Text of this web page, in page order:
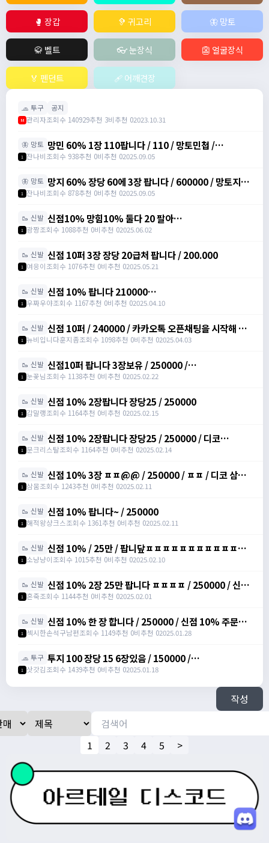
🥊 장갑 🦻 귀고리 🦋 망토
🥋 벨트 👓 눈장식 👺 얼굴장식
🏅 펜던트 🩹 어깨견장
🧢 투구 공지
M 관리자조회수 140929추천 3비추천 02023.10.31
🦋 망토 망민 60% 1장 110팝니다 / 110 / 망토민첩 /
https://open.kakao.com/o/svY6joQh
1 잔나비조회수 938추천 0비추천 02025.09.05
🦋 망토 망지 60% 장당 60에 3장 팝니다 / 600000 / 망토지력
주문서 / https://open.kakao.com/o/svY6joQh
1 잔나비조회수 878추천 0비추천 02025.09.05
🥾 신발 신점10% 망힘10% 둘다 20 팔아
요/https://open.kakao.com/o/s3bLwqtf /
1 광짱조회수 1088추천 0비추천 02025.06.02
🥾 신발 신점 10퍼 3장 장당 20급처 팝니다 / 200.000
1 여응이조회수 1076추천 0비추천 02025.05.21
🥾 신발 신점 10% 팝니다 210000
https://open.kakao.com/o/sXJxSqqh /
https://open.kakao.com/o/sXJxSqqh
1 우짜우야조회수 1167추천 0비추천 02025.04.10
🥾 신발 신점 10퍼 / 240000 / 카카오톡 오픈채팅을 시작해 보
세요. 링크를 선택하면 카카오톡이 실행됩니다. 신점10
https://open.kakao.com/o/sNNXpeph
1 뉴비입니다훈지좀조회수 1098추천 0비추천 02025.04.03
🥾 신발 신점10퍼 팝니다 3장보유 / 250000 /
https://open.kakao.com/o/sbVSLshh
1 눈꽃님조회수 1138추천 0비추천 02025.02.22
🥾 신발 신점 10% 2장팝니다 장당25 / 250000
1 감말랭조회수 1164추천 0비추천 02025.02.15
🥾 신발 신점 10% 2장팝니다 장당25 / 250000 / 디코
moonssue_14660
1 문크리스탈조회수 1164추천 0비추천 02025.02.14
🥾 신발 신점 10% 3장 ㅍㅍ@@ / 250000 / ㅍㅍ / 디코 삼뭄
#3153 추가 메세지 주세여
1 삼뭄조회수 1243추천 0비추천 02025.02.11
🥾 신발 신점 10% 팝니다~ / 250000
1 해적왕샹크스조회수 1361추천 0비추천 02025.02.11
🥾 신발 신점 10% / 25만 / 팝니닾ㅍㅍㅍㅍㅍㅍㅍㅍㅍㅍㅍㅍ
/ https://open.kakao.com/o/sbuYXofh
1 소냥냥이조회수 1015추천 0비추천 02025.02.10
🥾 신발 신점 10% 2장 25만 팝니다 ㅍㅍㅍㅍ / 250000 / 신발
점프 주문서 10%, 총 2장 /
1 혼죽조회수 1144추천 0비추천 02025.02.01
🥾 신발 신점 10% 한 장 합니다 / 250000 / 신점 10% 주문서
팝니다 / https://open.kakao.com/o/srgUnZch
1 섹시한손석구남편조회수 1149추천 0비추천 02025.01.28
🧢 투구 투지 100 장당 15 6장있음 / 150000 /
https://open.kakao.com/o/szVItdbh
1 삿갓김조회수 1439추천 0비추천 02025.01.18
작성
1 2 3 4 5 >